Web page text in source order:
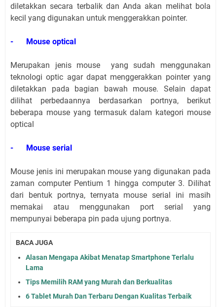
diletakkan secara terbalik dan Anda akan melihat bola
kecil yang digunakan untuk menggerakkan pointer.
- Mouse optical
Merupakan jenis mouse yang sudah menggunakan
teknologi optic agar dapat menggerakkan pointer yang
diletakkan pada bagian bawah mouse. Selain dapat
dilihat perbedaannya berdasarkan portnya, berikut
beberapa mouse yang termasuk dalam kategori mouse
optical
- Mouse serial
Mouse jenis ini merupakan mouse yang digunakan pada
zaman computer Pentium 1 hingga computer 3. Dilihat
dari bentuk portnya, ternyata mouse serial ini masih
memakai atau menggunakan port serial yang
mempunyai beberapa pin pada ujung portnya.
BACA JUGA
Alasan Mengapa Akibat Menatap Smartphone Terlalu
Lama
Tips Memilih RAM yang Murah dan Berkualitas
6 Tablet Murah Dan Terbaru Dengan Kualitas Terbaik